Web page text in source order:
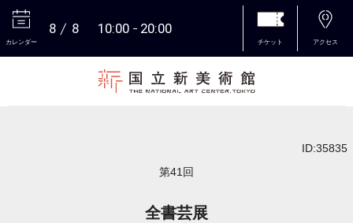
カレンダー
8 8 10:00 20:00
チケット アクセス
ID:35835
第41回
全書芸展